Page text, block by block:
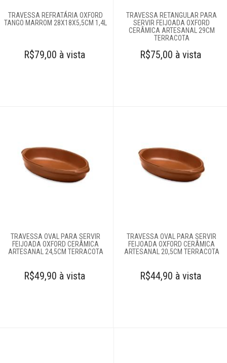
TRAVESSA REFRATÁRIA OXFORD
TANGO MARROM 28X18X5,5CM 1,4L
R$79,00 à vista
TRAVESSA RETANGULAR PARA
SERVIR FEIJOADA OXFORD
CERÂMICA ARTESANAL 29CM
TERRACOTA
R$75,00 à vista
TRAVESSA OVAL PARA SERVIR
FEIJOADA OXFORD CERÂMICA
ARTESANAL 24,5CM TERRACOTA
R$49,90 à vista
TRAVESSA OVAL PARA SERVIR
FEIJOADA OXFORD CERÂMICA
ARTESANAL 20,5CM TERRACOTA
R$44,90 à vista